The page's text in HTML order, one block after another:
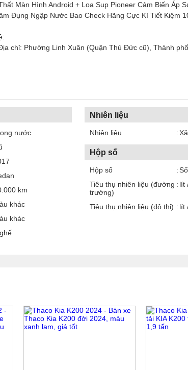
Màn Hình Android + Loa Sup Pioneer Cảm Biến Áp
Đụng Ngập Nước Bao Check Hãng Cực Kì Tiết Kiệm
chỉ: Phường Linh Xuân (Quận Thủ Đức cũ), Thành
nước
km
khác
khác
Nhiên liệu
Nhiên liệu
Hộp số
Hộp số
Tiêu thụ nhiên liệu (đường
trường)
lít
Tiêu thụ nhiên liệu (đô thị) lít